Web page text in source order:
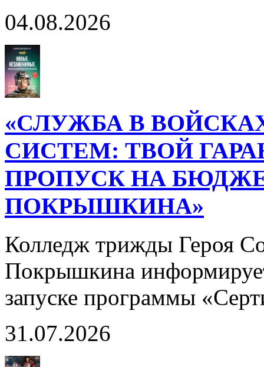
04.08.2026
«СЛУЖБА В
СИСТЕМ: ТВОЙ
ПРОПУСК НА
ПОКРЫШКИНА»
Колледж трижды Героя
Покрышкина
запуске программы
31.07.2026